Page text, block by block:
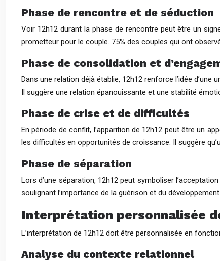
Phase de rencontre et de séduction
Voir 12h12 durant la phase de rencontre peut être un
prometteur pour le couple. 75% des couples qui ont
Phase de consolidation et
Dans une relation déjà établie, 12h12 renforce l’idée
Il suggère une relation épanouissante et une stabilité
Phase de crise et de difficultés
En période de conflit, l’apparition de 12h12 peut être un
les difficultés en opportunités de croissance. Il suggère
Phase de séparation
Lors d’une séparation, 12h12 peut symboliser
soulignant l’importance de la guérison et du
Interprétation personnalisée
L’interprétation de 12h12 doit être personnalisée en
Analyse du contexte relationnel